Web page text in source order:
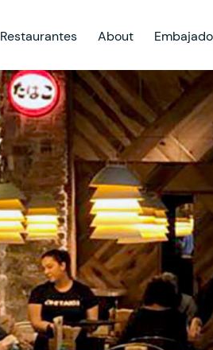
Restaurantes About